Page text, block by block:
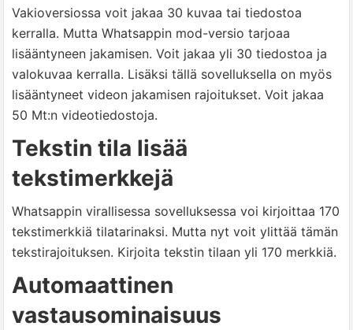
Vakioversiossa voit jakaa 30 kuvaa tai tiedostoa
kerralla. Mutta Whatsappin mod-versio tarjoaa
lisääntyneen jakamisen. Voit jakaa yli 30 tiedostoa ja
valokuvaa kerralla. Lisäksi tällä sovelluksella on myös
lisääntyneet videon jakamisen rajoitukset. Voit jakaa
50 Mt:n videotiedostoja.
Tekstin tila lisää
tekstimerkkejä
Whatsappin virallisessa sovelluksessa voi kirjoittaa 170
tekstimerkkiä tilatarinaksi. Mutta nyt voit ylittää tämän
tekstirajoituksen. Kirjoita tekstin tilaan yli 170 merkkiä.
Automaattinen
vastausominaisuus